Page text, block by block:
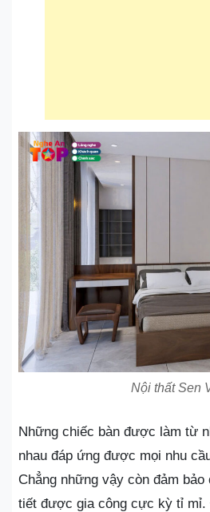
Nội thất Sen
Những chiếc bàn được làm từ
nhau đáp ứng được mọi nhu
Chẳng những vậy còn đảm
tiết được gia công cực kỳ tỉ mỉ.